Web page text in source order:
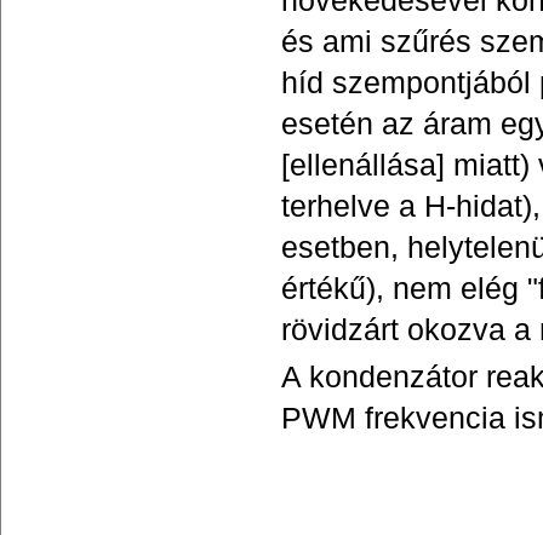
és ami szűrés
híd szempontjából
esetén az áram
[ellenállása] miatt)
terhelve a H-
esetben,
értékű), nem elég
rövidzárt okozva
A kondenzátor
PWM frekvencia